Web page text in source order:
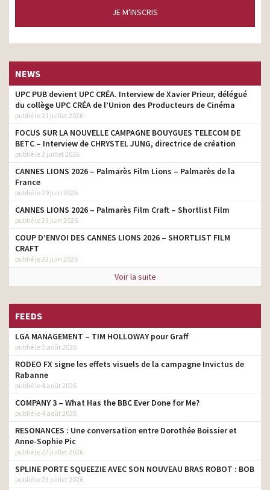
JE M'INSCRIS
NEWS
UPC PUB devient UPC CRÉA. Interview de Xavier Prieur, délégué
du collège UPC CRÉA de l’Union des Producteurs de Cinéma
publié le 21 juillet 2026
FOCUS SUR LA NOUVELLE CAMPAGNE BOUYGUES TELECOM DE
BETC – Interview de CHRYSTEL JUNG, directrice de création
publié le 2 juillet 2026
CANNES LIONS 2026 – Palmarès Film Lions – Palmarès de la
France
publié le 29 juin 2026
CANNES LIONS 2026 – Palmarès Film Craft – Shortlist Film
publié le 23 juin 2026
COUP D’ENVOI DES CANNES LIONS 2026 – SHORTLIST FILM
CRAFT
publié le 22 juin 2026
Voir la suite
FEEDS
LGA MANAGEMENT – TIM HOLLOWAY pour Graff
publié le 5 août 2026
RODEO FX signe les effets visuels de la campagne Invictus de
Rabanne
publié le 4 août 2026
COMPANY 3 – What Has the BBC Ever Done for Me?
publié le 4 août 2026
RESONANCES : Une conversation entre Dorothée Boissier et
Anne-Sophie Pic
publié le 27 juillet 2026
SPLINE PORTE SQUEEZIE AVEC SON NOUVEAU BRAS ROBOT : BOB
publié le 23 juillet 2026